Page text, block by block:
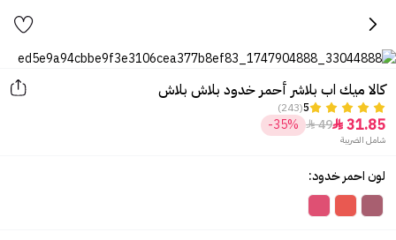
كالا ميك اب بلاشر أحمر خدود بلاش بلاش
5
(243)
31.85

49

-35%
شامل الضريبة
لون احمر خدود: